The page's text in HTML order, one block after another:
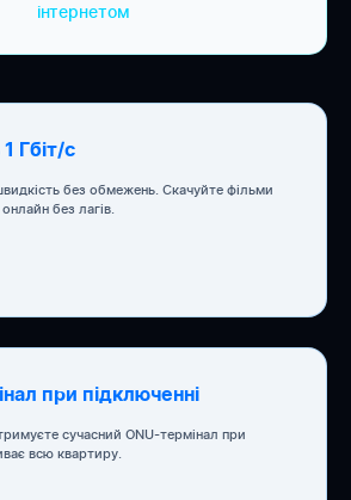
інтернетом
Гбіт/с
без обмежень. Скачуйте фільми
без лагів.
при підключенні
сучасний ONU-термінал при
всю квартиру.